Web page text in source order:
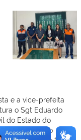
e a vice-prefeita
o Sgt Eduardo
do Estado do
entre o